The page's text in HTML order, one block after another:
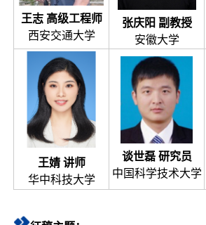
王志 高级工程师
西安交通大学
张庆阳 副教授
安徽大学
王婧 讲师
华中科技大学
谈世磊 研究员
中国科学技术大学